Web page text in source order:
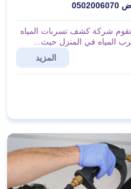
شركة كشف تسربات المياه
المياه في المنزل حيث...
المزيد